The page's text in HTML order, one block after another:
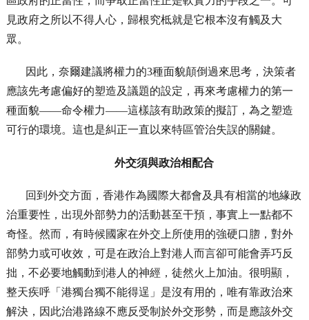
見政府之所以不得人心，歸根究柢就是它根本沒有觸及大
眾。
因此，奈爾建議將權力的3種面貌顛倒過來思考，決策者
應該先考慮偏好的塑造及議題的設定，再來考慮權力的第一
種面貌——命令權力——這樣該有助政策的擬訂，為之塑造
可行的環境。這也是糾正一直以來特區管治失誤的關鍵。
外交須與政治相配合
回到外交方面，香港作為國際大都會及具有相當的地緣政
治重要性，出現外部勢力的活動甚至干預，事實上一點都不
奇怪。然而，有時候國家在外交上所使用的強硬口脗，對外
部勢力或可收效，可是在政治上對港人而言卻可能會弄巧反
拙，不必要地觸動到港人的神經，徒然火上加油。很明顯，
整天疾呼「港獨台獨不能得逞」是沒有用的，唯有靠政治來
解決，因此治港路線不應反受制於外交形勢，而是應該外交